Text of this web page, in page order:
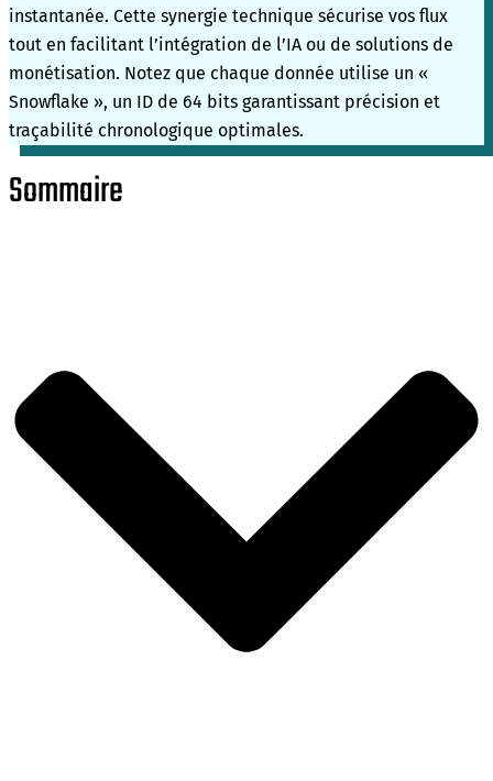
instantanée. Cette synergie technique sécurise vos flux
tout en facilitant l’intégration de l’IA ou de solutions de
monétisation. Notez que chaque donnée utilise un «
Snowflake », un ID de 64 bits garantissant précision et
traçabilité chronologique optimales.
Sommaire